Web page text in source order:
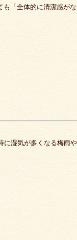
「全体的に清潔感がな
に湿気が多くなる梅雨